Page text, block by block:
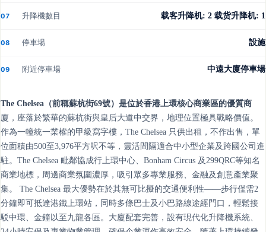
07 升降機數目 载客升降机: 2 载货升降机: 1
08 停車場 設施
09 附近停車場 中遠大廈停車場
The Chelsea（前稱蘇杭街69號）是位於香港上環核心商業區的優質商
廈，座落於繁華的蘇杭街與皇后大道中交界，地理位置極具戰略價值。
作為一幢統一業權的甲級寫字樓，The Chelsea 只供出租，不作出售，單
位面積由500至3,976平方呎不等，靈活間隔適合中小型企業及跨國公司進
駐。The Chelsea 毗鄰協成行上環中心、Bonham Circus 及299QRC等知名
商業地標，周邊商業氛圍濃厚，吸引眾多專業服務、金融及創意產業聚
集。 The Chelsea 最大優勢在於其無可比擬的交通便利性——步行僅需2
分鐘即可抵達港鐵上環站，同時多條巴士及小巴路線途經門口，輕鬆接
駁中環、金鐘以至九龍各區。大廈配套完善，設有現代化升降機系統、